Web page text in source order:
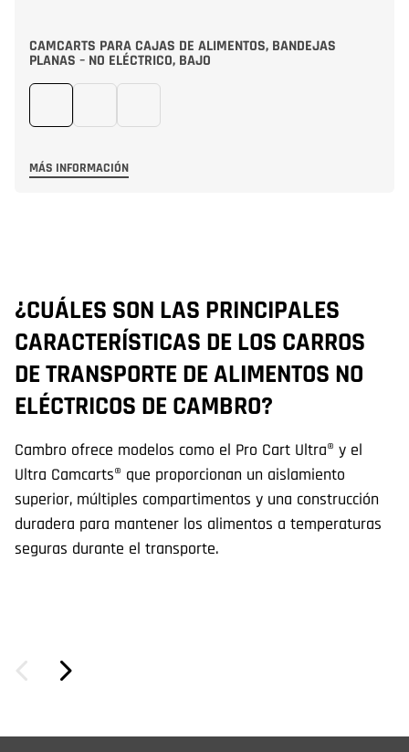
CAMCARTS PARA CAJAS DE ALIMENTOS, BANDEJAS
PLANAS – NO ELÉCTRICO, BAJO
MÁS INFORMACIÓN
¿CUÁLES SON LAS PRINCIPALES
CARACTERÍSTICAS DE LOS CARROS
DE TRANSPORTE DE ALIMENTOS NO
ELÉCTRICOS DE CAMBRO?
Cambro ofrece modelos como el Pro Cart Ultra® y el
Ultra Camcarts® que proporcionan un aislamiento
superior, múltiples compartimentos y una construcción
duradera para mantener los alimentos a temperaturas
seguras durante el transporte.